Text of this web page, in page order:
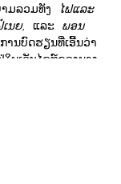
ມລວມທັງ
ໄຟແລະ
ນຍ, ແລະ ພອນ
ານບົດຮຽນທີ່ເອີ້ນວ່າ
ເວັບໄຊທ໌ຂອງນາງ,